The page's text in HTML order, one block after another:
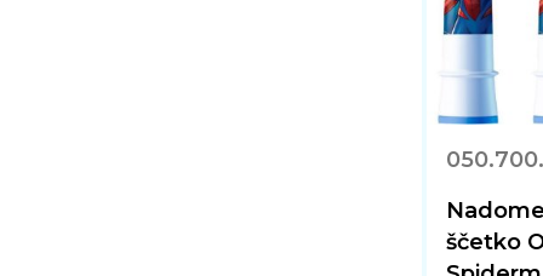
ščetko